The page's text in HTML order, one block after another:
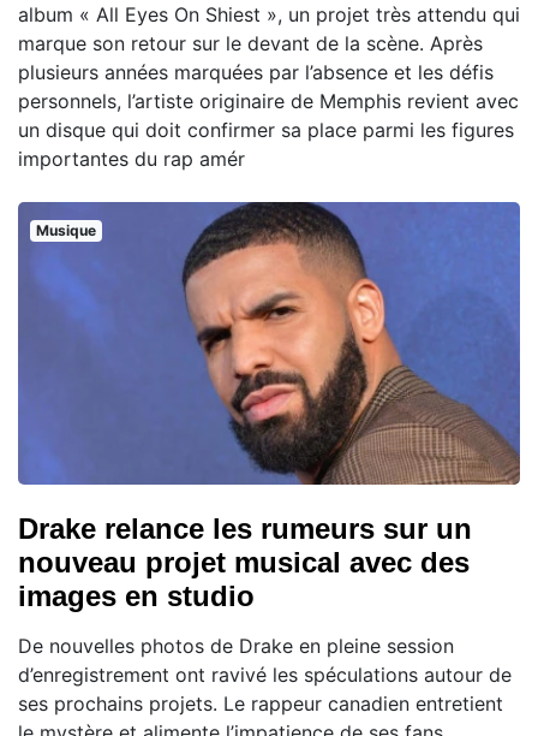
album « All Eyes On Shiest », un projet très attendu qui
marque son retour sur le devant de la scène. Après
plusieurs années marquées par l’absence et les défis
personnels, l’artiste originaire de Memphis revient avec
un disque qui doit confirmer sa place parmi les figures
importantes du rap amér
Musique
Drake relance les rumeurs sur un
nouveau projet musical avec des
images en studio
De nouvelles photos de Drake en pleine session
d’enregistrement ont ravivé les spéculations autour de
ses prochains projets. Le rappeur canadien entretient